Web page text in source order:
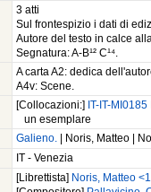
3 atti
Sul frontespizio i dati di
Autore del testo in calce
Segnatura: A-B¹² C¹⁴.
A carta A2: dedica
A4v: Scene.
[Collocazioni:] IT-IT-MI0185
un esemplare
Galieno. | Noris, Matteo |
IT - Venezia
[Librettista]
Noris, Matteo